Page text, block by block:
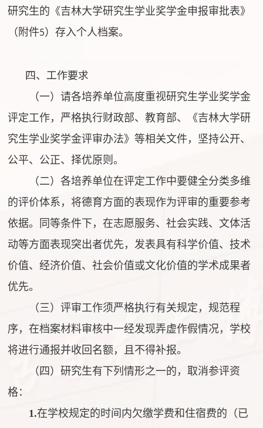
研究生的《吉林大学研究生学业奖学金申报审批表》
（附件5）存入个人档案。
四、工作要求
（一）请各培养单位高度重视研究生学业奖学金
评定工作，严格执行财政部、教育部、《吉林大学研
究生学业奖学金评审办法》等相关文件，坚持公开、
公平、公正、择优原则。
（二）各培养单位在评定工作中要健全分类多维
的评价体系，将德育方面的表现作为评审的重要参考
依据。同等条件下，在志愿服务、社会实践、文体活
动等方面表现突出者优先，发表具有科学价值、技术
价值、经济价值、社会价值或文化价值的学术成果者
优先。
（三）评审工作须严格执行有关规定，规范程
序，在档案材料审核中一经发现弄虚作假情况，学校
将进行通报并收回名额，且不得补报。
（四）研究生有下列情形之一的，取消参评资
格：
1.在学校规定的时间内欠缴学费和住宿费的（已